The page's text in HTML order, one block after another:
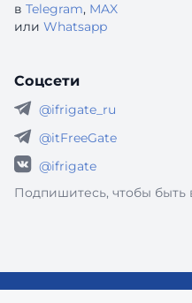
в Telegram, MAX
или Whatsapp
Соцсети
@ifrigate_ru
@itFreeGate
@ifrigate
Подпишитесь, чтобы быть